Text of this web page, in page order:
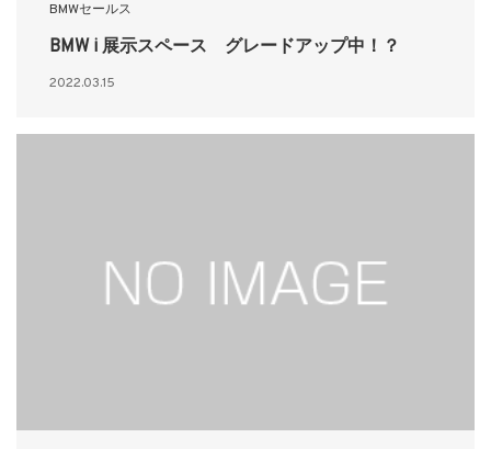
BMWセールス
BMW i 展示スペース グレードアップ中！？
2022.03.15